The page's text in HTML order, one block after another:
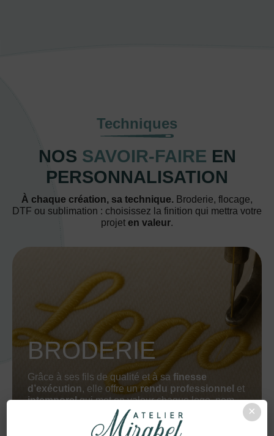
×
Techniques
NOS SAVOIR-FAIRE EN
PERSONNALISATION
À chaque création, sa technique. Broderie, flocage,
DTF ou sublimation : choisissez la finition qui mettra votre
projet en valeur.
BRODERIE
Grâce à ses fils de qualité et à sa finesse
d’exécution, elle offre un rendu professionnel et
intemporelqui met en valeur chaque logo, nom